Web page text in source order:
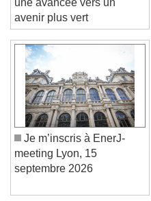
Video Player is loading.
Play Video
Play
Skip Backward
Unmute
Current Time
/
Loaded:0%
une avancée vers un
avenir plus vert
Je m’inscris à EnerJ-
meeting Lyon, 15